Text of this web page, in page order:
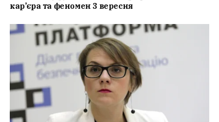
кар’єра та феномен 3 вересня